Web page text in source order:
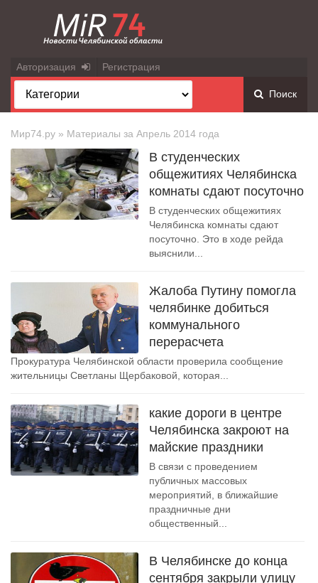
Авторизация Регистрация
Поиск
Мир74.ру » Материалы за Апрель 2014 года
В студенческих
общежитиях Челябинска
комнаты сдают посуточно
В студенческих общежитиях
Челябинска комнаты сдают
посуточно. Это в ходе рейда
выяснили...
Жалоба Путину помогла
челябинке добиться
коммунального
перерасчета
Прокуратура Челябинской области проверила сообщение
жительницы Светланы Щербаковой, которая...
какие дороги в центре
Челябинска закроют на
майские праздники
В связи с проведением
публичных массовых
мероприятий, в ближайшие
праздничные дни
общественный...
В Челябинске до конца
сентября закрыли улицу